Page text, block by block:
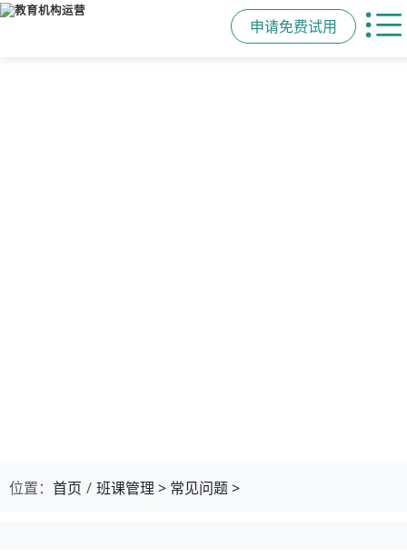
申请免费试用
位置： 首页 班课管理 > 常见问题>